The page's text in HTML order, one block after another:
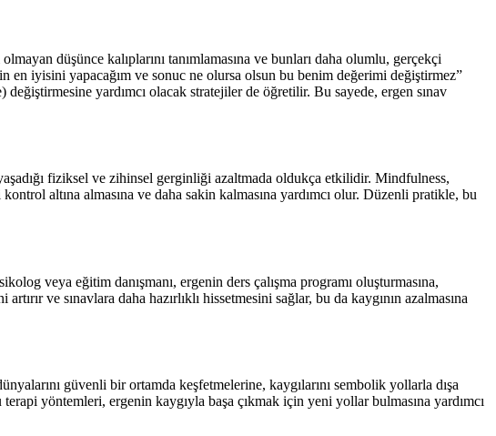
düşünce kalıplarını tanımlamasına ve bunları daha olumlu, gerçekçi
en iyisini yapacağım ve sonuc ne olursa olsun bu benim değerimi değiştirmez”
değiştirmesine yardımcı olacak stratejiler de öğretilir. Bu sayede, ergen sınav
fiziksel ve zihinsel gerginliği azaltmada oldukça etkilidir. Mindfulness,
altına almasına ve daha sakin kalmasına yardımcı olur. Düzenli pratikle, bu
veya eğitim danışmanı, ergenin ders çalışma programı oluşturmasına,
ve sınavlara daha hazırlıklı hissetmesini sağlar, bu da kaygının azalmasına
güvenli bir ortamda keşfetmelerine, kaygılarını sembolik yollarla dışa
yöntemleri, ergenin kaygıyla başa çıkmak için yeni yollar bulmasına yardımcı